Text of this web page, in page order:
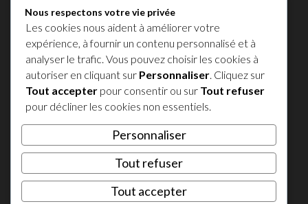
Contactez-nous à Sutton
1 450 538-8455
Partagez votre expérience !
𝕏
© 2026 Tourisme Sutton. Tous droits réservés.
Nous respectons votre vie privée
Les cookies nous aident à améliorer votre
expérience, à fournir un contenu personnalisé et à
analyser le trafic. Vous pouvez choisir les cookies à
autoriser en cliquant sur Personnaliser. Cliquez sur
Tout accepter pour consentir ou sur Tout refuser
pour décliner les cookies non essentiels.
Personnaliser
Tout refuser
Tout accepter